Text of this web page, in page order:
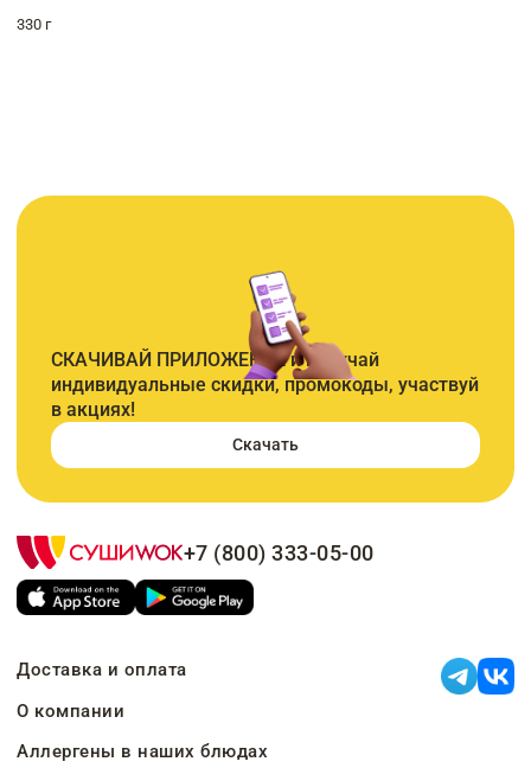
330 г
СКАЧИВАЙ ПРИЛОЖЕНИЕ и получай
индивидуальные скидки, промокоды, участвуй
в акциях!
Скачать
+7 (800) 333-05-00
Доставка и оплата
О компании
Аллергены в наших блюдах